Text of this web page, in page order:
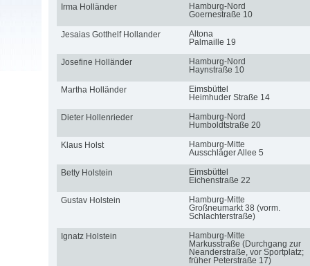
Irma Holländer
Hamburg-Nord
Goernestraße 10
Jesaias Gotthelf Hollander
Altona
Palmaille 19
Josefine Holländer
Hamburg-Nord
Haynstraße 10
Martha Holländer
Eimsbüttel
Heimhuder Straße 14
Dieter Hollenrieder
Hamburg-Nord
Humboldtstraße 20
Klaus Holst
Hamburg-Mitte
Ausschläger Allee 5
Betty Holstein
Eimsbüttel
Eichenstraße 22
Gustav Holstein
Hamburg-Mitte
Großneumarkt 38 (vorm.
Schlachterstraße)
Ignatz Holstein
Hamburg-Mitte
Markusstraße (Durchgang zur
Neanderstraße, vor Sportplatz;
früher Peterstraße 17)